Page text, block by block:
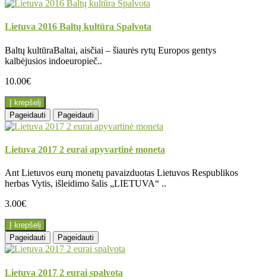
Lietuva 2016 Baltų kultūra Spalvota
Baltų kultūraBaltai, aisčiai – šiaurės rytų Europos gentys
kalbėjusios indoeuropieč..
10.00€
Į krepšelį
Pageidauti
Pageidauti
Lietuva 2017 2 eurai apyvartinė moneta
Ant Lietuvos eurų monetų pavaizduotas Lietuvos Respublikos
herbas Vytis, išleidimo šalis „LIETUVA“ ..
3.00€
Į krepšelį
Pageidauti
Pageidauti
Lietuva 2017 2 eurai spalvota